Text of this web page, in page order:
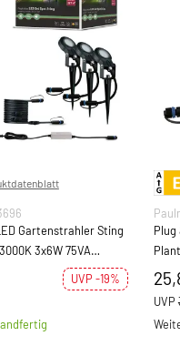
Gartenstrahler Sting
3x6W 75VA
UVP -19%
Plug
UVP